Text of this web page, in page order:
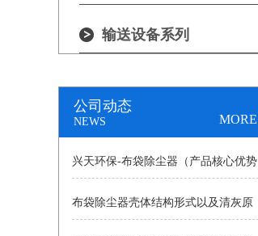
输送设备系列
公司动态
NEWS MORE
兴天环保-布袋除尘器（产品核心优势
+工业应用）
布袋除尘器壳体结构形式以及清灰原